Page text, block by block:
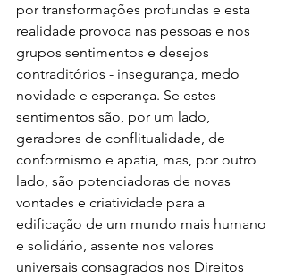
por transformações profundas e esta
realidade provoca nas pessoas e nos
grupos sentimentos e desejos
contraditórios - insegurança, medo
novidade e esperança. Se estes
sentimentos são, por um lado,
geradores de conflitualidade, de
conformismo e apatia, mas, por outro
lado, são potenciadoras de novas
vontades e criatividade para a
edificação de um mundo mais humano
e solidário, assente nos valores
universais consagrados nos Direitos